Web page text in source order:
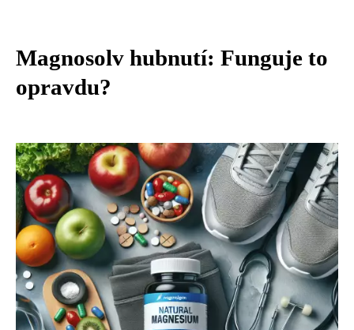
Magnosolv hubnutí: Funguje to
opravdu?